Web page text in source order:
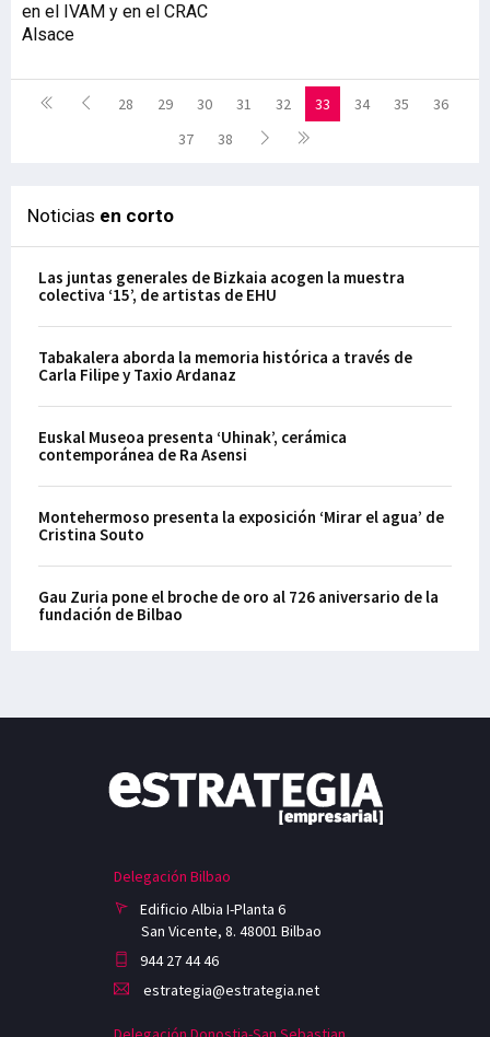
en el IVAM y en el CRAC
Alsace
28 29 30 31 32 33 34 35
36
37
38
Noticias en corto
Las juntas generales de Bizkaia acogen la muestra
colectiva ‘15’, de artistas de EHU
Tabakalera aborda la memoria histórica a través de
Carla Filipe y Taxio Ardanaz
Euskal Museoa presenta ‘Uhinak’, cerámica
contemporánea de Ra Asensi
Montehermoso presenta la exposición ‘Mirar el agua’ de
Cristina Souto
Gau Zuria pone el broche de oro al 726 aniversario de la
fundación de Bilbao
Delegación Bilbao
Edificio Albia I-Planta 6
San Vicente, 8. 48001 Bilbao
944 27 44 46
estrategia@estrategia.net